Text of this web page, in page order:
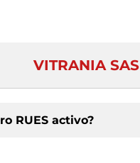
VITRANIA SAS
RUES activo?